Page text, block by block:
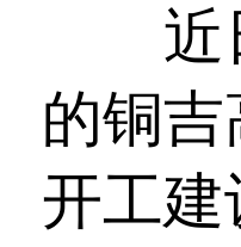
近日
的铜
开工